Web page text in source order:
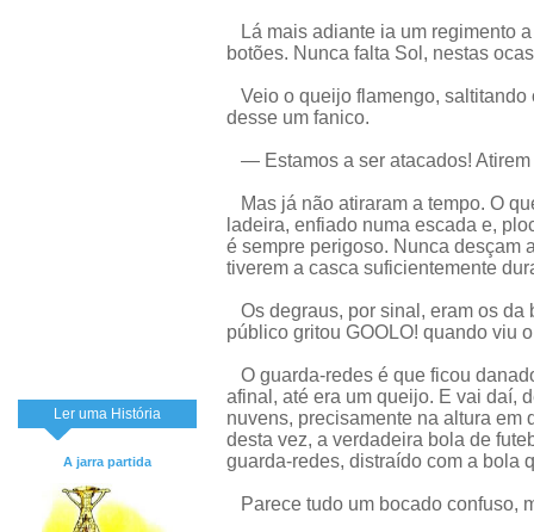
Ler uma História
A jarra partida
Lá mais adiante ia um regimento
botões. Nunca falta Sol, nestas
Veio o queijo flamengo, saltitando
desse um fanico.
— Estamos a ser atacados!
Mas já não atiraram a tempo. O
ladeira, enfiado numa escada e,
é sempre perigoso. Nunca desçam
tiverem a casca suficientemente
Os degraus, por sinal, eram os da
público gritou GOOLO! quando viu
O guarda-redes é que ficou
afinal, até era um queijo. E vai daí,
nuvens, precisamente na altura em
desta vez, a verdadeira bola de
guarda-redes, distraído com a bola
Parece tudo um bocado confuso,